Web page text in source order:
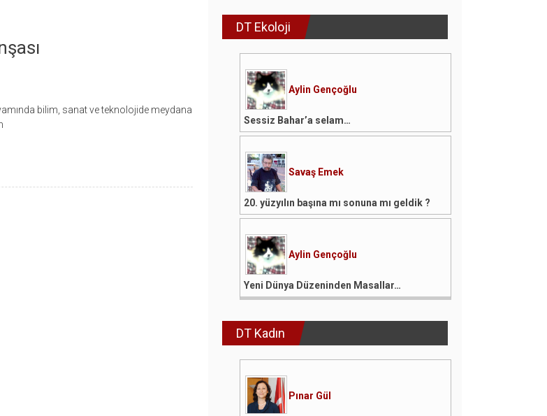
bilim, sanat ve teknolojide meydana
DT Ekoloji
Aylin Gençoğlu
Sessiz Bahar’a selam…
Savaş Emek
20. yüzyılın başına mı sonuna mı geldik ?
Aylin Gençoğlu
Yeni Dünya Düzeninden Masallar…
DT Kadın
Pınar Gül